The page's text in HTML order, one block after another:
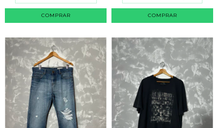
COMPRAR